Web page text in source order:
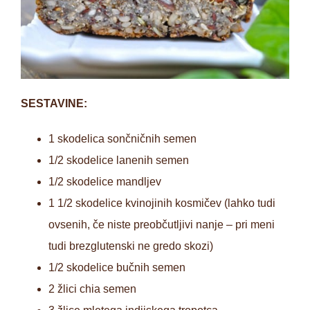
SESTAVINE:
1 skodelica sončničnih semen
1/2 skodelice lanenih semen
1/2 skodelice mandljev
1 1/2 skodelice kvinojinih kosmičev (lahko tudi
ovsenih, če niste preobčutljivi nanje – pri meni
tudi brezglutenski ne gredo skozi)
1/2 skodelice bučnih semen
2 žlici chia semen